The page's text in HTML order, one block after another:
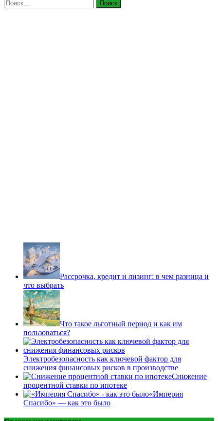
Рассрочка, кредит и лизинг: в чем разница и
что выбрать
Что такое льготный период и как им
пользоваться?
Электробезопасность как ключевой фактор для
снижения финансовых рисков в производстве
Снижение
процентной ставки по ипотеке
«Империя
Спасибо» — как это было